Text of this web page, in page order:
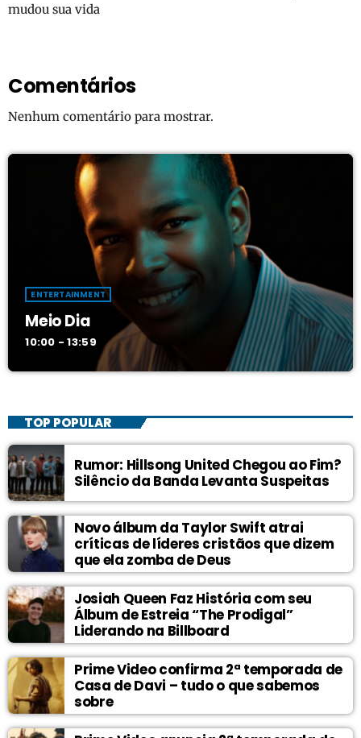
mudou sua vida
Comentários
Nenhum comentário para mostrar.
ENTERTAINMENT
Meio Dia
10:00 - 13:59
TOP POPULAR
Rumor: Hillsong United Chegou ao Fim?
Silêncio da Banda Levanta Suspeitas
Novo álbum da Taylor Swift atrai
críticas de líderes cristãos que dizem
que ela zomba de Deus
Josiah Queen Faz História com seu
Álbum de Estreia “The Prodigal”
Liderando na Billboard
Prime Video confirma 2ª temporada de
Casa de Davi – tudo o que sabemos
sobre